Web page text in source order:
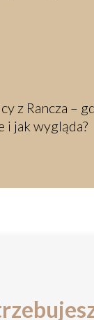
z Rancza –
i jak wygląda?